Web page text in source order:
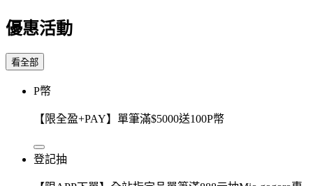
優惠活動
看全部
P幣
【限全盈+PAY】單筆滿$5000送100P幣
登記抽